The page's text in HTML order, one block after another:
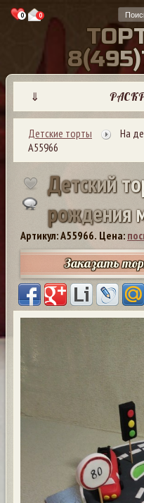
0 0
ТОР
8(495)
⇓
Детские торты
На
А55966
Детскийто
рождения
Артикул: A55966. Цена:
Заказать